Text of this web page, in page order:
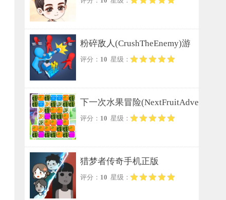
粉碎敌人(CrushTheEnemy)游
戏无广告版
评分： 10 星级：
下一次水果冒险(NextFruitAdve
nture)安卓版
评分： 10 星级：
猎梦者传奇手机正版
评分： 10 星级：